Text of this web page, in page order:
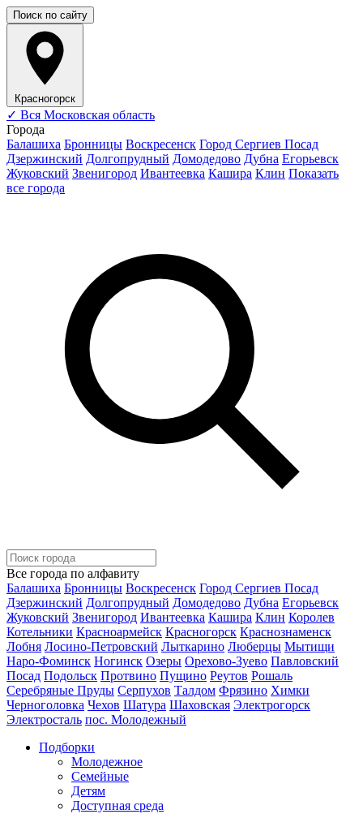
Поиск по сайту
Красногорск
✓ Вся Московская область
Города
Балашиха Бронницы Воскресенск Город Сергиев Посад
Дзержинский Долгопрудный Домодедово Дубна Егорьевск
Жуковский Звенигород Ивантеевка Кашира Клин Показать
все города
Все города по алфавиту
Балашиха Бронницы Воскресенск Город Сергиев Посад
Дзержинский Долгопрудный Домодедово Дубна Егорьевск
Жуковский Звенигород Ивантеевка Кашира Клин Королев
Котельники Красноармейск Красногорск Краснознаменск
Лобня Лосино-Петровский Лыткарино Люберцы Мытищи
Наро-Фоминск Ногинск Озеры Орехово-Зуево Павловский
Посад Подольск Протвино Пущино Реутов Рошаль
Серебряные Пруды Серпухов Талдом Фрязино Химки
Черноголовка Чехов Шатура Шаховская Электрогорск
Электросталь пос. Молодежный
Подборки
Молодежное
Семейные
Детям
Доступная среда